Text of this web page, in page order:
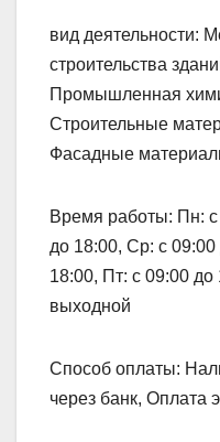
вид деятельности:
строительства
Промышленная
Строительные
Фасадные
Время работы: Пн: с
до 18:00, Ср: с
18:00, Пт: с 09:00
выходной
Способ оплаты:
через банк, Оплата